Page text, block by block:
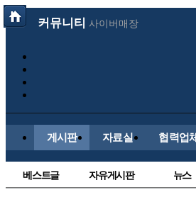
커뮤니티 사이버매장
게시판 자료실 협력업체
베스트글 자유게시판 뉴스